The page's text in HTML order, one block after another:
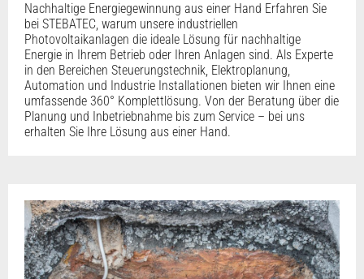
Nachhaltige Energiegewinnung aus einer Hand Erfahren Sie
bei STEBATEC, warum unsere industriellen
Photovoltaikanlagen die ideale Lösung für nachhaltige
Energie in Ihrem Betrieb oder Ihren Anlagen sind. Als Experte
in den Bereichen Steuerungstechnik, Elektroplanung,
Automation und Industrie Installationen bieten wir Ihnen eine
umfassende 360° Komplettlösung. Von der Beratung über die
Planung und Inbetriebnahme bis zum Service – bei uns
erhalten Sie Ihre Lösung aus einer Hand.